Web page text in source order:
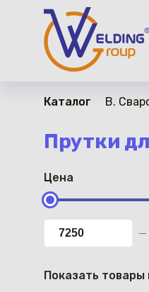
Каталог B.
Прутки
Цена
Показать товары